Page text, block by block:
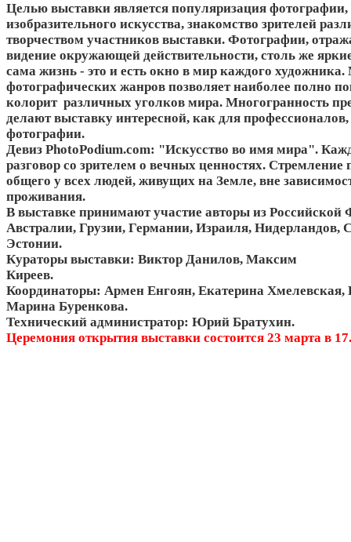
Целью выставки является популяризация фотографии,
изобразительного искусства, знакомство зрителей
творчеством участников выставки. Фотографии,
видение окружающей действительности, столь же
сама жизнь - это и есть окно в мир каждого художника.
фотографических жанров позволяет наиболее полно
колорит различных уголков мира. Многогранность
делают выставку интересной, как для
фотографии.
Девиз PhotoPodium.com: "Искусство во имя мира".
разговор со зрителем о вечных ценностях. Стремление
общего у всех людей, живущих на Земле, вне
проживания.
В выставке принимают участие авторы из
Австралии, Грузии, Германии, Израиля,
Эстонии.
Кураторы выставки: Виктор Данилов, Максим
Киреев.
Координаторы: Армен Енгоян, Екатерина Хмелевская,
Марина Буренкова.
Технический администратор: Юрий Братухин.
Церемония открытия выставки состоится 23 марта в